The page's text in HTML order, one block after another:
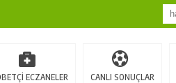
ECZANELER CANLI SONUÇLAR